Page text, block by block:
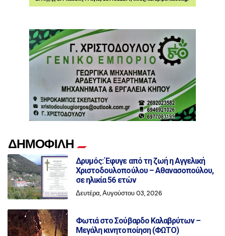
ΔΗΜΟΦΙΛΗ
Δρυμός: Έφυγε από τη ζωή η Αγγελική
Χριστοδουλοπούλου – Αθανασοπούλου,
σε ηλικία 56 ετών
Δευτέρα, Αυγούστου 03, 2026
Φωτιά στο Σούβαρδο Καλαβρύτων –
Μεγάλη κινητοποίηση (ΦΩΤΟ)